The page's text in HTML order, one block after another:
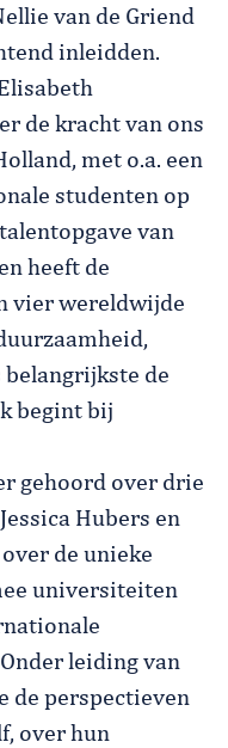
van de Griend
inleidden.
de kracht van ons
met o.a. een
studenten op
van
heeft de
vier wereldwijde
de
begint bij
gehoord over drie
Hubers en
de unieke
universiteiten
leiding van
de perspectieven
over hun